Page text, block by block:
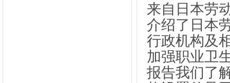
来自日本劳
介绍了日本
行政机构及
加强职业卫
报告我们了